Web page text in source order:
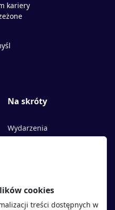
kariery
Na skróty
Wydarzenia
Polityka cookies
Polityka prywatności
cookies
treści dostępnych w